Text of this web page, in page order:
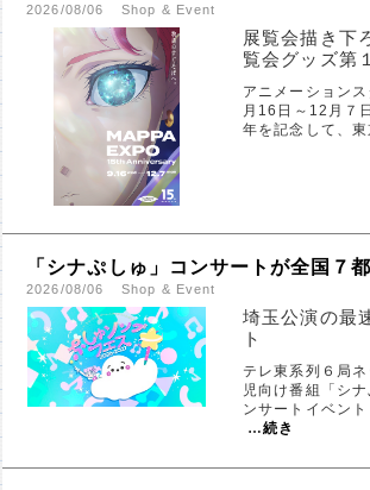
2026/08/06 Shop & Event
展覧会描き下
覧会グッズ第
アニメーション
月16日～12月７
年を記念して、
「シナぷしゅ」コンサートが全国７
2026/08/06 Shop & Event
埼玉公演の最
ト
テレ東系列６局
児向け番組「シ
ンサートイベン
…続き